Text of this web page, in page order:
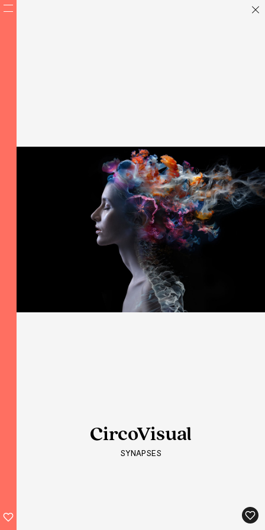
CircoVisual
SYNAPSES
CircoVisual
SYNAPSES
CircoVisual
SYNAPSES